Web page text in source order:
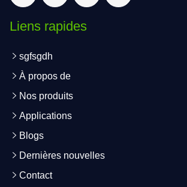
Liens rapides
sgfsgdh
À propos de
Nos produits
Applications
Blogs
Dernières nouvelles
Contact